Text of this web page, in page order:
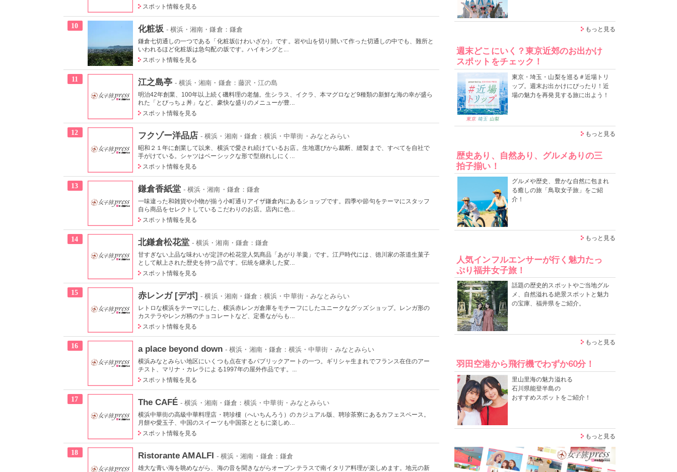
スポット情報を見る
10 化粧坂 - 横浜・湘南・鎌倉：鎌倉
鎌倉七切通しの一つである「化粧坂(けわいざか)」です。岩や山を切り開いて作った切通しの中でも、難所と
いわれるほど化粧坂は急勾配の坂です。ハイキングと...
スポット情報を見る
11 江之島亭 - 横浜・湘南・鎌倉：藤沢・江の島
明治42年創業、100年以上続く磯料理の老舗。生シラス、イクラ、本マグロなど9種類の新鮮な海の幸が盛ら
れた「とびっちょ丼」など、豪快な盛りのメニューが豊...
スポット情報を見る
12 フクゾー洋品店 - 横浜・湘南・鎌倉：横浜・中華街・みなとみらい
昭和２１年に創業して以来、横浜で愛され続けているお店。生地選びから裁断、縫製まで、すべてを自社で
手がけている。シャツはベーシックな形で型崩れしにく...
スポット情報を見る
13 鎌倉香紙堂 - 横浜・湘南・鎌倉：鎌倉
一味違った和雑貨や小物が揃う小町通りアイザ鎌倉内にあるショップです。四季や節句をテーマにスタッフ
自ら商品をセレクトしているこだわりのお店。店内に色...
スポット情報を見る
14 北鎌倉松花堂 - 横浜・湘南・鎌倉：鎌倉
甘すぎない上品な味わいが定評の松花堂人気商品「あがり羊羹」です。江戸時代には、徳川家の茶道生菓子
として献上された歴史を持つ品です。伝統を継承した変...
スポット情報を見る
15 赤レンガ [デポ] - 横浜・湘南・鎌倉：横浜・中華街・みなとみらい
レトロな横浜をテーマにした、横浜赤レンガ倉庫をモチーフにしたユニークなグッズショップ。レンガ形の
カステラやレンガ柄のチョコレートなど、定番ながらも...
スポット情報を見る
16 a place beyond down - 横浜・湘南・鎌倉：横浜・中華街・みなとみらい
横浜みなとみらい地区にいくつも点在するパブリックアートの一つ。ギリシャ生まれでフランス在住のアー
チスト、マリナ・カレラによる1997年の屋外作品です。...
スポット情報を見る
17 The CAFÉ - 横浜・湘南・鎌倉：横浜・中華街・みなとみらい
横浜中華街の高級中華料理店・聘珍樓（へいちんろう）のカジュアル版、聘珍茶寮にあるカフェスペース。
月餅や愛玉子、中国のスイーツも中国茶とともに楽しめ...
スポット情報を見る
18 Ristorante AMALFI - 横浜・湘南・鎌倉：鎌倉
雄大な青い海を眺めながら、海の音を聞きながらオープンテラスで南イタリア料理が楽しめます。地元の新
もっと見る
週末どこにいく？東京近郊のお出かけ
スポットをチェック！
東京・埼玉・山梨を巡る＃近場トリ
ップ。週末お出かけにぴったり！近
場の魅力を再発見する旅に出よう！
もっと見る
歴史あり、自然あり、グルメありの三
拍子揃い！
グルメや歴史、豊かな自然に包まれ
る癒しの旅「鳥取女子旅」をご紹
介！
もっと見る
人気インフルエンサーが行く魅力たっ
ぷり福井女子旅！
話題の歴史的スポットやご当地グル
メ、自然溢れる絶景スポットと魅力
の宝庫、福井県をご紹介。
もっと見る
羽田空港から飛行機でわずか60分！
里山里海の魅力溢れる
石川県能登半島の
おすすめスポットをご紹介！
もっと見る